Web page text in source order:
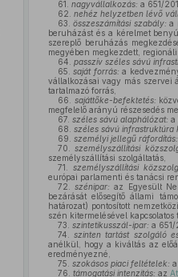
61. nagyvállalkozás: a 651/
62. nehéz helyzetben lévő
63.
összeszámítási szabály: a
beruházást és a kérelmet
szereplő beruházás
megyében megkezdett,
64. passzív széles sávú
65.
saját forrás: a
vállalkozásai vagy más szervei
tartalmazó forrás,
66.
sajáttőke-befektetés:
megfelelő arányú részesedés
67. széles sávú alaphálózat: a
68. széles sávú infrastruktúra
69. személyi jellegű ráfordítás:
70.
személyszállítási
személyszállítási szolgáltatás,
71.
személyszállítási
európai parlamenti és tanácsi
72.
szénipar: az Egyesült
bezárását elősegítő állami
határozat) pontosított
szén kitermelésével kapcsolatos
73. szintetikusszál-ipar: a
74.
szinten tartást szolgáló
anélkül, hogy a kiváltás az
eredményezné,
75. szokásos piaci feltételek:
76. támogatási intenzitás: az